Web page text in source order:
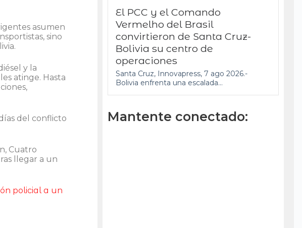
asumen
sino
y la
atinge. Hasta
del conflicto
Cuatro
llegar a un
policial a un
El PCC y el Comando
Vermelho del Brasil
convirtieron de Santa Cruz-
Bolivia su centro de
operaciones
Santa Cruz, Innovapress, 7 ago 2026.-
Bolivia enfrenta una escalada...
Mantente conectado: